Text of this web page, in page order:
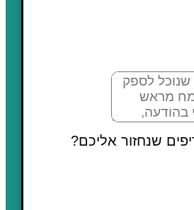
שנחזור אליכם?